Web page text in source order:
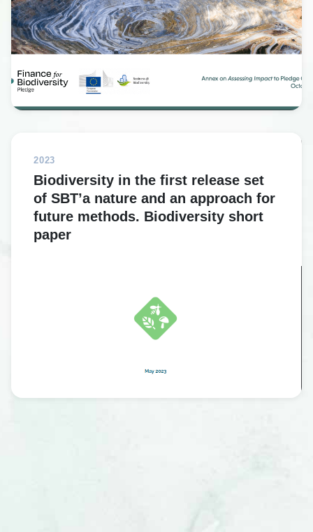
2023
Biodiversity in the first release set
of SBT’a nature and an approach for
future methods. Biodiversity short
paper